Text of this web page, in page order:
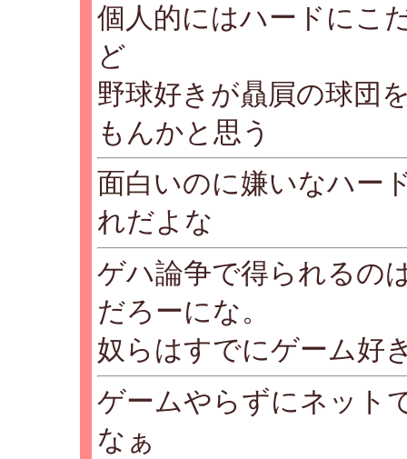
個人的にはハードにこ
ど
野球好きが贔屓の球団
もんかと思う
面白いのに嫌いなハー
れだよな
ゲハ論争で得られるの
だろーにな。
奴らはすでにゲーム好
ゲームやらずにネット
なぁ